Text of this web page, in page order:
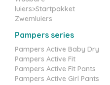
luiers>Startpakket
Zwemluiers
Pampers series
Pampers Active Baby Dry
Pampers Active Fit
Pampers Active Fit Pants
Pampers Active Girl Pants